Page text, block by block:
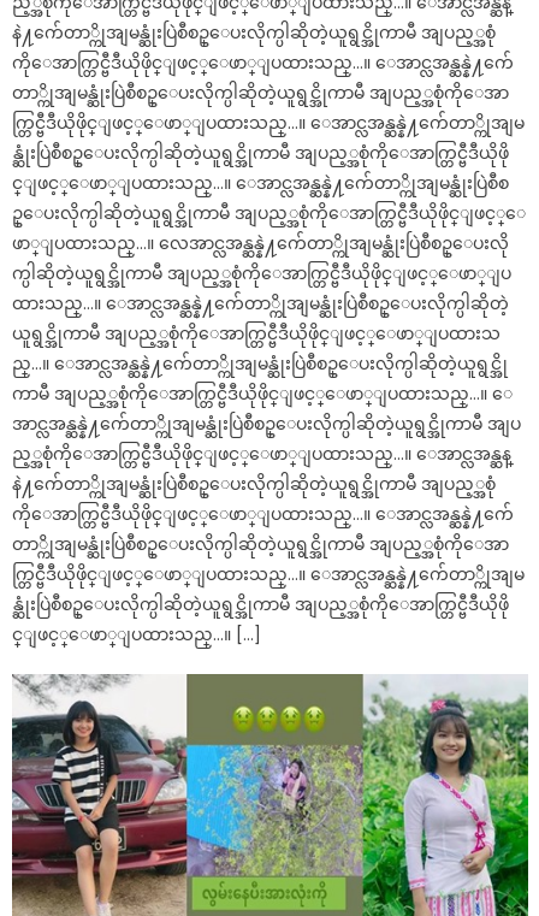
နဲ႔က်ေတာ္ကိုအျမန္ဆုံးပြဲစီစဥ္ေပးလိုက္ပါဆိုတဲ့ယူရွင္အိုကာမီ အျပည့္အစုံ
ကိုေအာက္တြင္ဗီဒီယိုဖိုင္ျဖင့္ေဖာ္ျပထားသည္…။ ေအာင္လအန္ဆန္နဲ႔က်ေ
တာ္ကိုအျမန္ဆုံးပြဲစီစဥ္ေပးလိုက္ပါဆိုတဲ့ယူရွင္အိုကာမီ အျပည့္အစုံကိုေအာ
က္တြင္ဗီဒီယိုဖိုင္ျဖင့္ေဖာ္ျပထားသည္…။ ေအာင္လအန္ဆန္နဲ႔က်ေတာ္ကိုအျမ
န္ဆုံးပြဲစီစဥ္ေပးလိုက္ပါဆိုတဲ့ယူရွင္အိုကာမီ အျပည့္အစုံကိုေအာက္တြင္ဗီဒီယိုဖို
င္ျဖင့္ေဖာ္ျပထားသည္…။ ေအာင္လအန္ဆန္နဲ႔က်ေတာ္ကိုအျမန္ဆုံးပြဲစီစ
ဥ္ေပးလိုက္ပါဆိုတဲ့ယူရွင္အိုကာမီ အျပည့္အစုံကိုေအာက္တြင္ဗီဒီယိုဖိုင္ျဖင့္ေ
ဖာ္ျပထားသည္…။ လေအာင္လအန္ဆန္နဲ႔က်ေတာ္ကိုအျမန္ဆုံးပြဲစီစဥ္ေပးလို
က္ပါဆိုတဲ့ယူရွင္အိုကာမီ အျပည့္အစုံကိုေအာက္တြင္ဗီဒီယိုဖိုင္ျဖင့္ေဖာ္ျပ
ထားသည္…။ ေအာင္လအန္ဆန္နဲ႔က်ေတာ္ကိုအျမန္ဆုံးပြဲစီစဥ္ေပးလိုက္ပါဆိုတဲ့
ယူရွင္အိုကာမီ အျပည့္အစုံကိုေအာက္တြင္ဗီဒီယိုဖိုင္ျဖင့္ေဖာ္ျပထားသ
ည္…။ ေအာင္လအန္ဆန္နဲ႔က်ေတာ္ကိုအျမန္ဆုံးပြဲစီစဥ္ေပးလိုက္ပါဆိုတဲ့ယူရွင္အို
ကာမီ အျပည့္အစုံကိုေအာက္တြင္ဗီဒီယိုဖိုင္ျဖင့္ေဖာ္ျပထားသည္…။ ေ
အာင္လအန္ဆန္နဲ႔က်ေတာ္ကိုအျမန္ဆုံးပြဲစီစဥ္ေပးလိုက္ပါဆိုတဲ့ယူရွင္အိုကာမီ အျပ
ည့္အစုံကိုေအာက္တြင္ဗီဒီယိုဖိုင္ျဖင့္ေဖာ္ျပထားသည္…။ ေအာင္လအန္ဆန္
နဲ႔က်ေတာ္ကိုအျမန္ဆုံးပြဲစီစဥ္ေပးလိုက္ပါဆိုတဲ့ယူရွင္အိုကာမီ အျပည့္အစုံ
ကိုေအာက္တြင္ဗီဒီယိုဖိုင္ျဖင့္ေဖာ္ျပထားသည္…။ ေအာင္လအန္ဆန္နဲ႔က်ေ
တာ္ကိုအျမန္ဆုံးပြဲစီစဥ္ေပးလိုက္ပါဆိုတဲ့ယူရွင္အိုကာမီ အျပည့္အစုံကိုေအာ
က္တြင္ဗီဒီယိုဖိုင္ျဖင့္ေဖာ္ျပထားသည္…။ ေအာင္လအန္ဆန္နဲ႔က်ေတာ္ကိုအျမ
န္ဆုံးပြဲစီစဥ္ေပးလိုက္ပါဆိုတဲ့ယူရွင္အိုကာမီ အျပည့္အစုံကိုေအာက္တြင္ဗီဒီယိုဖို
င္ျဖင့္ေဖာ္ျပထားသည္…။ […]